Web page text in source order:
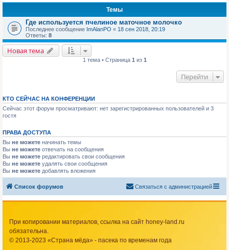
Темы
Где используется пчелиное маточное молочко
Последнее сообщение ImAlanPO « 18 сен 2018, 20:19
Ответы: 8
Новая тема
1 тема • Страница 1 из 1
Перейти
КТО СЕЙЧАС НА КОНФЕРЕНЦИИ
Сейчас этот форум просматривают: нет зарегистрированных пользователей и 3
гостя
ПРАВА ДОСТУПА
Вы не можете начинать темы
Вы не можете отвечать на сообщения
Вы не можете редактировать свои сообщения
Вы не можете удалять свои сообщения
Вы не можете добавлять вложения
Список форумов Связаться с администрацией
При копировании материалов, ссылка на сайт honey-land.ru
обязательна.
© 2013-2023 «Страна мёда» - пасека по временам года